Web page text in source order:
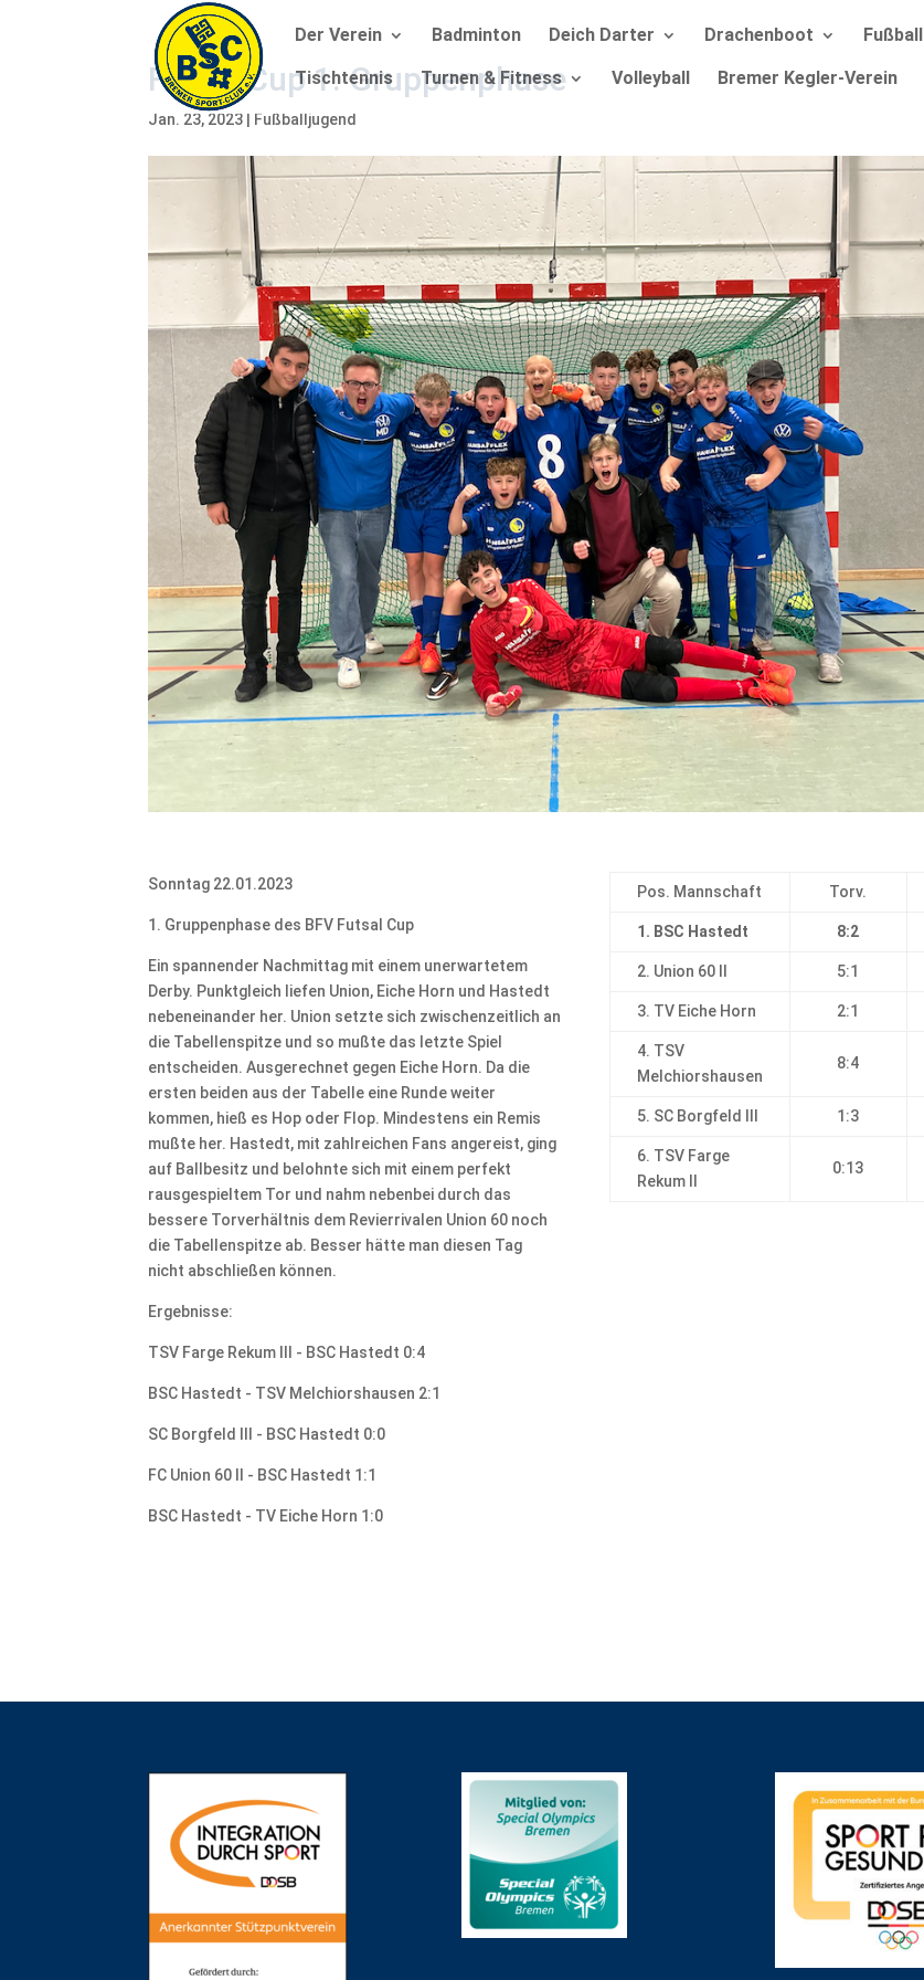
Der Verein Badminton Deich Darter Drachenboot Fußball
Tischtennis Turnen & Fitness Volleyball Bremer Kegler-Verein
Futsal Cup 1. Gruppenphase
Jan. 23, 2023 | Fußballjugend
Sonntag 22.01.2023
1. Gruppenphase des BFV Futsal Cup
Ein spannender Nachmittag mit einem unerwartetem
Derby. Punktgleich liefen Union, Eiche Horn und Hastedt
nebeneinander her. Union setzte sich zwischenzeitlich an
die Tabellenspitze und so mußte das letzte Spiel
entscheiden. Ausgerechnet gegen Eiche Horn. Da die
ersten beiden aus der Tabelle eine Runde weiter
kommen, hieß es Hop oder Flop. Mindestens ein Remis
mußte her. Hastedt, mit zahlreichen Fans angereist, ging
auf Ballbesitz und belohnte sich mit einem perfekt
rausgespieltem Tor und nahm nebenbei durch das
bessere Torverhältnis dem Revierrivalen Union 60 noch
die Tabellenspitze ab. Besser hätte man diesen Tag
nicht abschließen können.
Ergebnisse:
TSV Farge Rekum III - BSC Hastedt 0:4
BSC Hastedt - TSV Melchiorshausen 2:1
SC Borgfeld III - BSC Hastedt 0:0
FC Union 60 II - BSC Hastedt 1:1
BSC Hastedt - TV Eiche Horn 1:0
Pos. Mannschaft Torv.
1. BSC Hastedt 8:2
2. Union 60 II 5:1
3. TV Eiche Horn 2:1
4. TSV
Melchiorshausen
8:4
5. SC Borgfeld III 1:3
6. TSV Farge
Rekum II
0:13